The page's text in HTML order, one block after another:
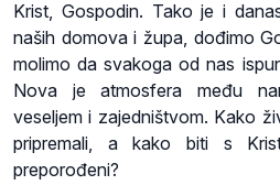
Krist, Gospodin. Tako je i
naših domova i župa, dođimo
molimo da svakoga od nas
Nova je atmosfera među
veseljem i zajedništvom. Kako
pripremali, a kako biti s
preporođeni?